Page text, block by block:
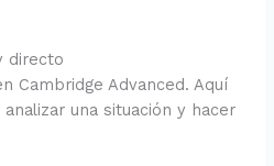
directo
Cambridge Advanced. Aquí
una situación y hacer